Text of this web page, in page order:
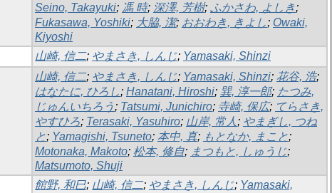
Seino, Takayuki; 馮 時; 深澤, 芳樹; ふかさわ, よしき;
Fukasawa, Yoshiki; 大脇, 潔; おおわき, きよし; Owaki,
Kiyoshi
山崎, 信二; やまさき, しんじ; Yamasaki, Shinzi
山崎, 信二; やまさき, しんじ; Yamasaki, Shinzi; 花谷, 浩;
はなたに, ひろし; Hanatani, Hiroshi; 巽, 淳一郎; たつみ,
じゅんいちろう ; Tatsumi, Junichiro; 寺崎, 保広; てらさき,
やすひろ; Terasaki, Yasuhiro; 山岸, 常人 ; やまぎし, つね
と; Yamagishi, Tsuneto; 本中, 真; もとなか, まこと;
Motonaka, Makoto; 松本, 修自; まつもと, しゅうじ;
Matsumoto, Shuji
館野, 和巳; 山崎, 信二; やまさき, しんじ; Yamasaki,